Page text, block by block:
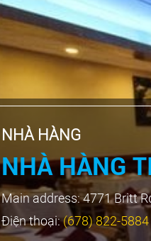
NHÀ HÀNG
NHÀ HÀNG
Main address:4771 Britt
Điện thoại:(678) 822-5884